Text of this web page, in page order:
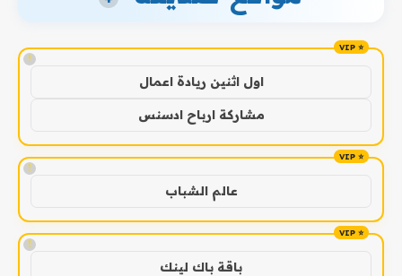
!
اول اثنين ريادة اعمال
مشاركة ارباح ادسنس
!
عالم الشباب
!
باقة باك لينك